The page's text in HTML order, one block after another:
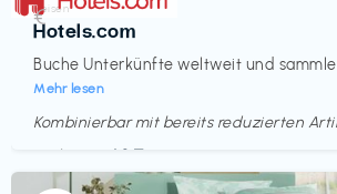
Reisen
Hotels.com
Buche Unterkünfte weltweit und sammle
Mehr lesen
€‎
Kombinierbar mit bereits reduzierten
Endet in
<60 Tagen